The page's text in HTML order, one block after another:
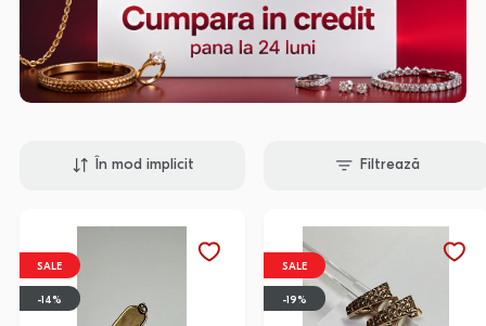
În mod implicit Filtrează
SALE
-14%
SALE
-19%